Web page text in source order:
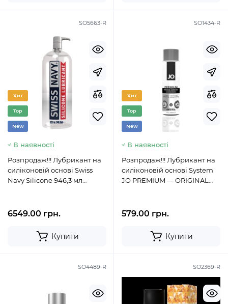
SO5663-R
Хит
Top
New
В наявності
Розпродаж!!! Лубрикант на
силіконовій основі Swiss
Navy Silicone 946,3 мл
6549.00 грн.
Купити
SO1434-R
Хит
Top
New
В наявності
Розпродаж!!! Лубрикант на
силіконовій основі System
JO PREMIUM — ORIGINAL
579.00 грн.
Купити
SO4489-R SO2369-R